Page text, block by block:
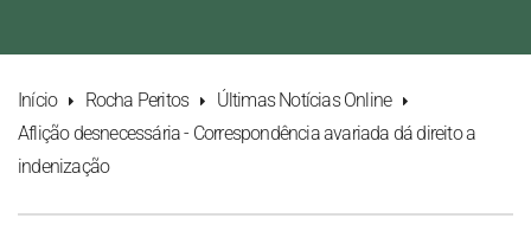
Início Rocha Peritos
Últimas Notícias Online
Aflição desnecessária - Correspondência avariada dá direito a
indenização